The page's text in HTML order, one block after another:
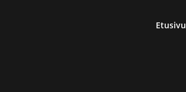
Etusivu